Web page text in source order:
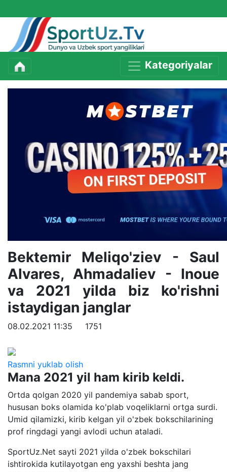
Kategoriyalar
Bektemir Meliqo'ziev - Saul
Alvares, Ahmadaliev - Inoue
va 2021 yilda biz ko'rishni
istaydigan janglar
08.02.2021 11:35 1751
Rasmni yuklab olish
Mana 2021 yil ham kirib keldi.
Ortda qolgan 2020 yil pandemiya sabab sport,
hususan boks olamida ko'plab voqeliklarni ortga surdi.
Umid qilamizki, kirib kelgan yil o'zbek bokschilarining
prof ringdagi yangi avlodi uchun ataladi.
SportUz.Net sayti 2021 yilda o'zbek bokschilari
ishtirokida kutilayotgan eng yaxshi beshta jang